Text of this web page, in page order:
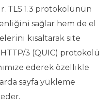
TLS 1.3 protokolünün
sağlar hem de el
kısaltarak site
3 (QUIC) protokolü
ederek özellikle
sayfa yükleme